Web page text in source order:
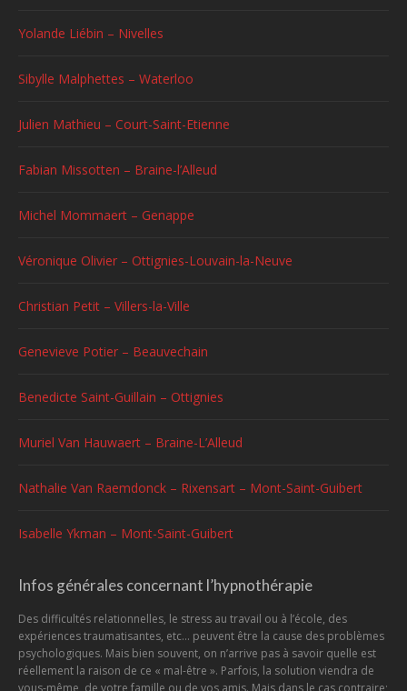
Yolande Liébin – Nivelles
Sibylle Malphettes – Waterloo
Julien Mathieu – Court-Saint-Etienne
Fabian Missotten – Braine-l’Alleud
Michel Mommaert – Genappe
Véronique Olivier – Ottignies-Louvain-la-Neuve
Christian Petit – Villers-la-Ville
Genevieve Potier – Beauvechain
Benedicte Saint-Guillain – Ottignies
Muriel Van Hauwaert – Braine-L’Alleud
Nathalie Van Raemdonck – Rixensart – Mont-Saint-Guibert
Isabelle Ykman – Mont-Saint-Guibert
Infos générales concernant l’hypnothérapie
Des difficultés relationnelles, le stress au travail ou à l’école, des
expériences traumatisantes, etc... peuvent être la cause des problèmes
psychologiques. Mais bien souvent, on n’arrive pas à savoir quelle est
réellement la raison de ce « mal-être ». Parfois, la solution viendra de
vous-même, de votre famille ou de vos amis. Mais dans le cas contraire;